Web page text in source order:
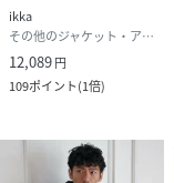
クリーニング
ikka
その他のジャケット・アウター
12,089円
109ポイント(1倍)